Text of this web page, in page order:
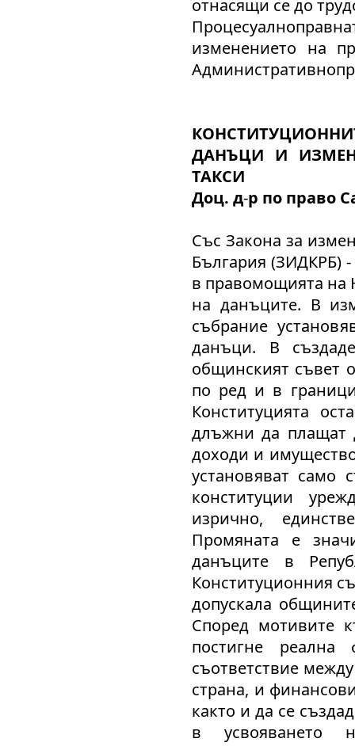
отнасящи се до
изменението на
ДАНЪЦИ И
ТАКСИ
Доц. д-р по право
Със Закона за
България (ЗИДКРБ)
в правомощията на
на данъците. В
събрание
данъци. В
общинският съвет
по ред и в
Конституцията
длъжни да плащат
доходи и
установяват само
конституции
изрично,
Промяната е
данъците в
Конституционния
допускала
Според мотивите
постигне реална
съответствие
страна, и
както и да се
в усвояването